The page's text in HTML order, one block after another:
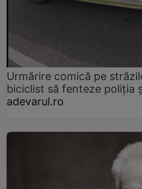
Urmărire comică pe
biciclist să fenteze poliția
adevarul.ro